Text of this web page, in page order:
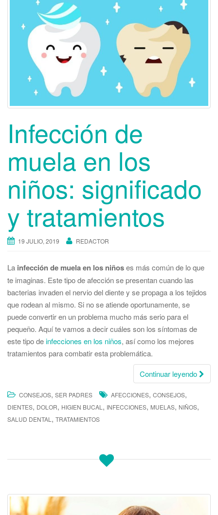
Infección de
muela en los
niños: significado
y tratamientos
19 JULIO, 2019 REDACTOR
La infección de muela en los niñoses más común de lo que
te imaginas. Este tipo de afección se presentan cuando las
bacterias invaden el nervio del diente y se propaga a los tejidos
que rodean al mismo. Si no se atiende oportunamente, se
puede convertir en un problema mucho más serio para el
pequeño. Aquí te vamos a decir cuáles son los síntomas de
este tipo deinfecciones en los niños, así como los mejores
tratamientos para combatir esta problemática.
Continuar leyendo
CONSEJOS, SER PADRES AFECCIONES, CONSEJOS,
DIENTES, DOLOR, HIGIEN BUCAL , INFECCIONES, MUELAS, NIÑOS,
SALUD DENTAL , TRATAMIENTOS